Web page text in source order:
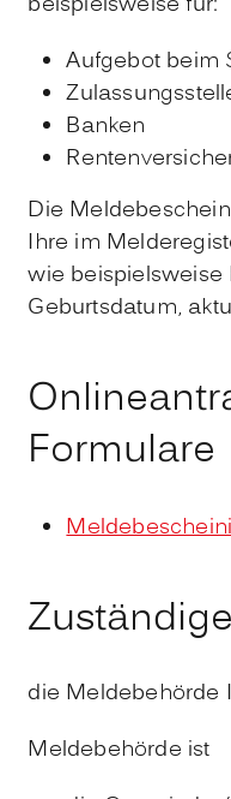
Aufgebot beim
Banken
Die
Ihre im
wie
Geburtsdatum,
Formulare
die Meldebehörde
Meldebehörde ist